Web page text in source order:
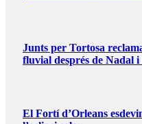
Junts per Tortosa
fluvial després de Nadal
El Fortí d’Orleans